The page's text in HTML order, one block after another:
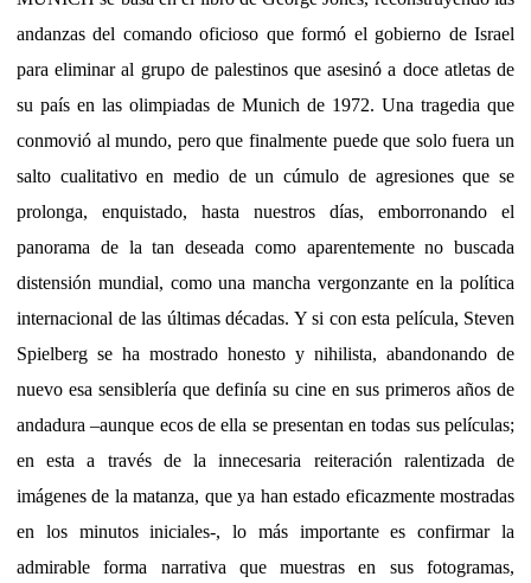
andanzas del comando oficioso que formó el gobierno de Israel
para eliminar al grupo de palestinos que asesinó a doce atletas de
su país en las olimpiadas de Munich de 1972. Una tragedia que
conmovió al mundo, pero que finalmente puede que solo fuera un
salto cualitativo en medio de un cúmulo de agresiones que se
prolonga, enquistado, hasta nuestros días, emborronando el
panorama de la tan deseada como aparentemente no buscada
distensión mundial, como una mancha vergonzante en la política
internacional de las últimas décadas. Y si con esta película, Steven
Spielberg se ha mostrado honesto y nihilista, abandonando de
nuevo esa sensiblería que definía su cine en sus primeros años de
andadura –aunque ecos de ella se presentan en todas sus películas;
en esta a través de la innecesaria reiteración ralentizada de
imágenes de la matanza, que ya han estado eficazmente mostradas
en los minutos iniciales-, lo más importante es confirmar la
admirable forma narrativa que muestras en sus fotogramas,